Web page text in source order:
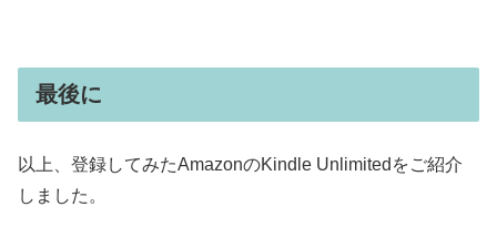
最後に
以上、登録してみたAmazonのKindle Unlimitedをご紹介
しました。